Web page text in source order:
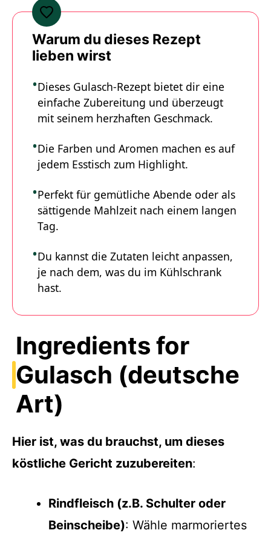
Warum du dieses Rezept
lieben wirst
Dieses Gulasch-Rezept bietet dir eine
einfache Zubereitung und überzeugt
mit seinem herzhaften Geschmack.
Die Farben und Aromen machen es auf
jedem Esstisch zum Highlight.
Perfekt für gemütliche Abende oder als
sättigende Mahlzeit nach einem langen
Tag.
Du kannst die Zutaten leicht anpassen,
je nach dem, was du im Kühlschrank
hast.
Ingredients for
Gulasch (deutsche
Art)
Hier ist, was du brauchst, um dieses
köstliche Gericht zuzubereiten:
Rindfleisch (z.B. Schulter oder
Beinscheibe): Wähle marmoriertes